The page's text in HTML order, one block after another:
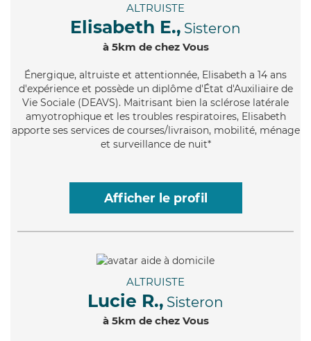
ALTRUISTE
Elisabeth E., Sisteron
à 5km de chez Vous
Énergique, altruiste et attentionnée, Elisabeth a 14 ans
d'expérience et possède un diplôme d'État d'Auxiliaire de
Vie Sociale (DEAVS). Maitrisant bien la sclérose latérale
amyotrophique et les troubles respiratoires, Elisabeth
apporte ses services de courses/livraison, mobilité, ménage
et surveillance de nuit*
Afficher le profil
ALTRUISTE
Lucie R., Sisteron
à 5km de chez Vous